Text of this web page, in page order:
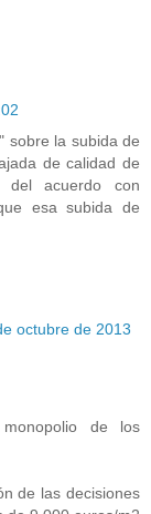
sobre la subida de
de calidad de
acuerdo con
esa subida de
octubre de 2013
de los
de las decisiones